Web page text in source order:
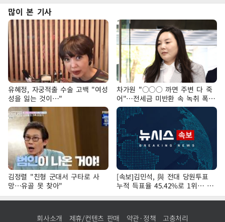
많이 본 기사
유혜정, 자궁적출 수술 고백 "여성
성을 잃는 것이…"
차가원 "○○○ 까면 주변 다 죽
어"…전세금 미반환 속 녹취 폭로
파장
김정렬 "친형 군대서 구타로 사
망…유골 못 찾아"
[속보]김민석, 與 전대 당원투표
누적 득표율 45.42%로 1위… 정
청래 44.56%
회사소개 제휴/컨텐츠 판매 약관·정책 고충처리